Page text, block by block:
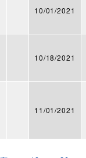
10/01/2021
10/18/2021
11/01/2021